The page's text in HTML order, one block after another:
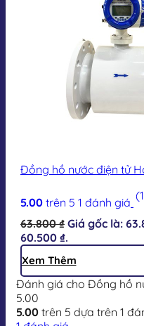
Đồng hồ nước điện tử
5.00 trên 5 1 đánh giá
63.800₫ Giá gốc là:
60.500 ₫.
Xem Thêm
Đánh giá cho Đồng hồ
5.00
5.00 trên 5 dựa trên 1